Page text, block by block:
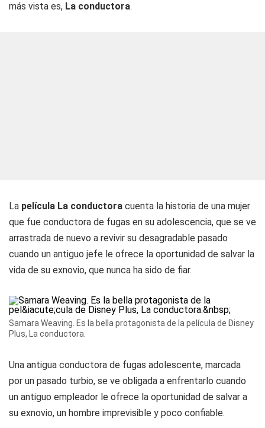
más vista es, La conductora.
La película La conductora cuenta la historia de una mujer
que fue conductora de fugas en su adolescencia, que se ve
arrastrada de nuevo a revivir su desagradable pasado
cuando un antiguo jefe le ofrece la oportunidad de salvar la
vida de su exnovio, que nunca ha sido de fiar.
Samara Weaving. Es la bella protagonista de la película de Disney
Plus, La conductora.
Una antigua conductora de fugas adolescente, marcada
por un pasado turbio, se ve obligada a enfrentarlo cuando
un antiguo empleador le ofrece la oportunidad de salvar a
su exnovio, un hombre imprevisible y poco confiable.